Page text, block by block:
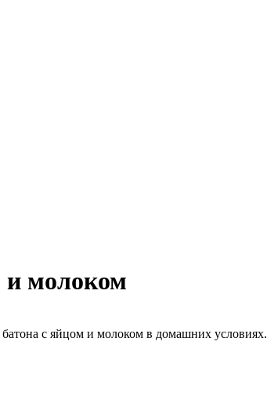
и молоком
с яйцом и молоком в домашних условиях.